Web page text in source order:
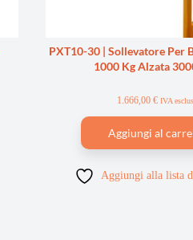
PXT10-30 | Sollevatore Per
1000 Kg Alzata
1.666,00 € IVA
Aggiungi al
Aggiungi alla lista